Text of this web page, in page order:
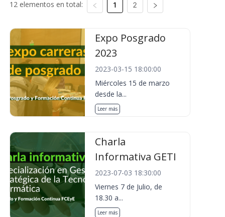
12 elementos en total: 1 2
Expo Posgrado
2023
2023-03-15 18:00:00
Miércoles 15 de marzo
desde la...
Leer más
Charla
Informativa GETI
2023-07-03 18:30:00
Viernes 7 de Julio, de
18.30 a...
Leer más